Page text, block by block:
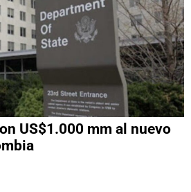
US$1.000 mm al nuevo